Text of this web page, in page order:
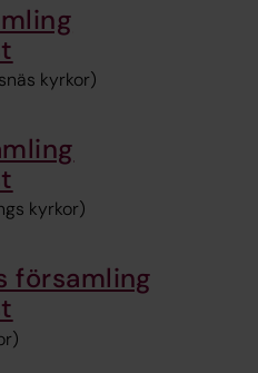
kyrkor)
kyrkor)
församling